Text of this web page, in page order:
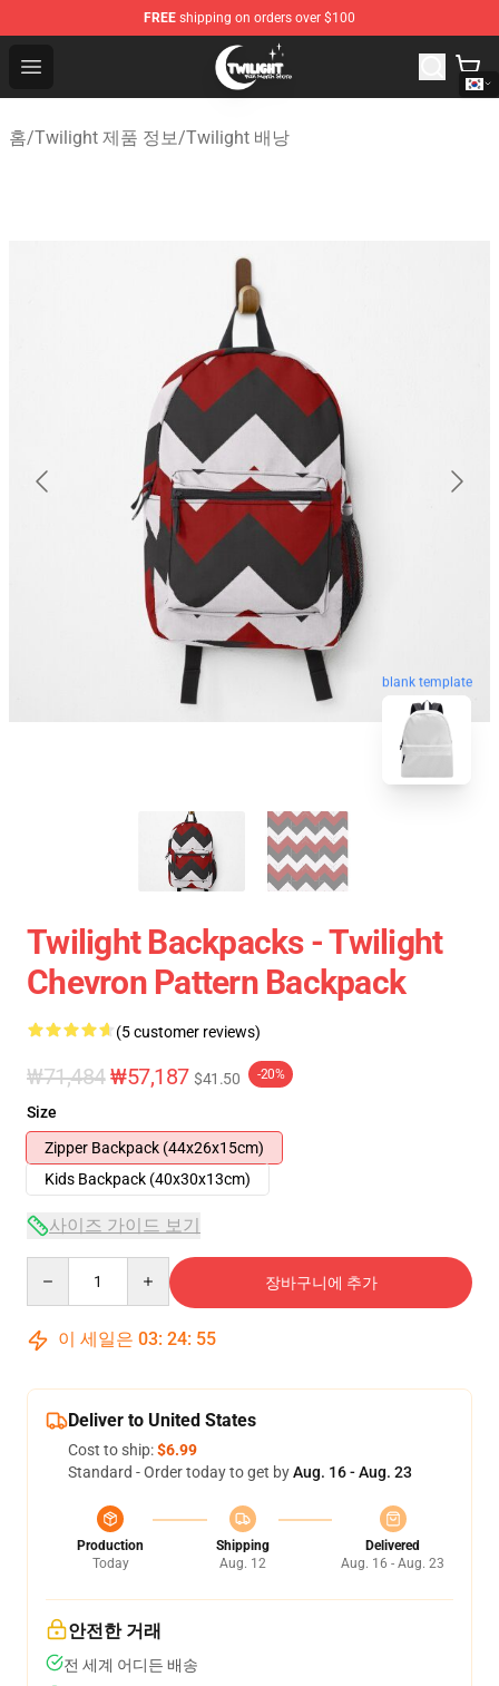
FREE shipping on orders over $100
Open menu
Twilight Store - Official Twilight Merchandise Shop
홈/Twilight 제품 정보/Twilight 배낭
blank template
Twilight Backpacks - Twilight
Chevron Pattern Backpack
(5 customer reviews)
₩71,484₩57,187 $41.50 -20%
Size
Zipper Backpack (44x26x15cm)
Kids Backpack (40x30x13cm)
사이즈 가이드 보기
장바구니에 추가
이 세일은 03: 24: 55
Deliver to United States
Cost to ship:$6.99
Standard - Order today to get byAug. 16 - Aug. 23
Production
Today
Shipping
Aug. 12
Delivered
Aug. 16 - Aug. 23
안전한 거래
전 세계 어디든 배송